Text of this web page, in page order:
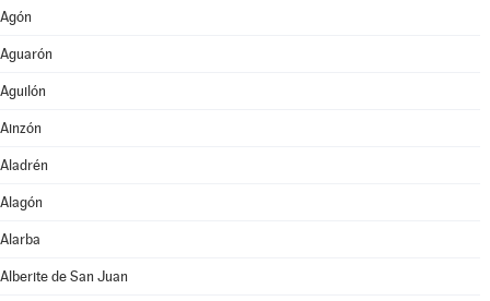
Agón
Aguarón
Aguilón
Ainzón
Aladrén
Alagón
Alarba
Alberite de San Juan